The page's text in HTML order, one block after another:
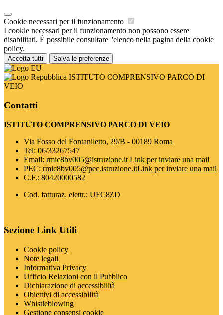
Cookie necessari per il funzionamento
I cookie necessari per il funzionamento non possono essere
disabilitati. È possibile consultare l'elenco nella pagina della cookie
policy.
Accetta tutti Salva le preferenze
ISTITUTO COMPRENSIVO PARCO DI
VEIO
Contatti
ISTITUTO COMPRENSIVO PARCO DI VEIO
Via Fosso del Fontaniletto, 29/B - 00189 Roma
Tel: 06/33267547
Email: rmic8bv005@istruzione.it Link per inviare una mail
PEC: rmic8bv005@pec.istruzione.itLink per inviare una mail
C.F.: 80420000582
Cod. fatturaz. elettr.: UFC8ZD
Sezione Link Utili
Cookie policy
Note legali
Informativa Privacy
Ufficio Relazioni con il Pubblico
Dichiarazione di accessibilità
Obiettivi di accessibilità
Whistleblowing
Gestione consensi cookie